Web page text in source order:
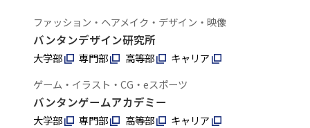
ファッション・ヘアメイク・デザイン・映像
バンタンデザイン研究所
大学部 専門部 高等部
キャリア
ゲーム・イラスト・CG・eスポーツ
バンタンゲームアカデミー
大学部 専門部 高等部
キャリア